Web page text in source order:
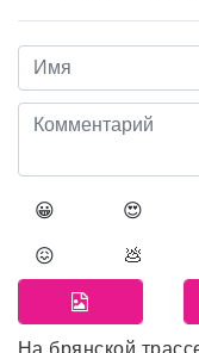
😀 😍
😖 💩
На брянской